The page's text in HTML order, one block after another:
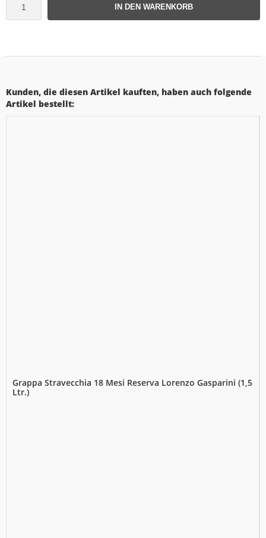
IN DEN WARENKORB
Kunden, die diesen Artikel kauften, haben auch folgende
Artikel bestellt:
Grappa Stravecchia 18 Mesi Reserva Lorenzo Gasparini (1,5
Ltr.)